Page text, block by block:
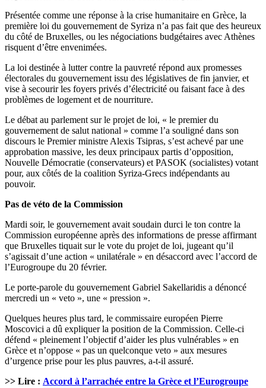
Présentée comme une réponse à la crise humanitaire en Grèce, la
première loi du gouvernement de Syriza n’a pas fait que des heureux
du côté de Bruxelles, ou les négociations budgétaires avec Athènes
risquent d’être envenimées.
La loi destinée à lutter contre la pauvreté répond aux promesses
électorales du gouvernement issu des législatives de fin janvier, et
vise à secourir les foyers privés d’électricité ou faisant face à des
problèmes de logement et de nourriture.
Le débat au parlement sur le projet de loi, « le premier du
gouvernement de salut national » comme l’a souligné dans son
discours le Premier ministre Alexis Tsipras, s’est achevé par une
approbation massive, les deux principaux partis d’opposition,
Nouvelle Démocratie (conservateurs) et PASOK (socialistes) votant
pour, aux côtés de la coalition Syriza-Grecs indépendants au
pouvoir.
Pas de véto de la Commission
Mardi soir, le gouvernement avait soudain durci le ton contre la
Commission européenne après des informations de presse affirmant
que Bruxelles tiquait sur le vote du projet de loi, jugeant qu’il
s’agissait d’une action « unilatérale » en désaccord avec l’accord de
l’Eurogroupe du 20 février.
Le porte-parole du gouvernement Gabriel Sakellaridis a dénoncé
mercredi un « veto », une « pression ».
Quelques heures plus tard, le commissaire européen Pierre
Moscovici a dû expliquer la position de la Commission. Celle-ci
défend « pleinement l’objectif d’aider les plus vulnérables » en
Grèce et n’oppose « pas un quelconque veto » aux mesures
d’urgence prise pour les plus pauvres, a-t-il assuré.
>> Lire : Accord à l’arrachée entre la Grèce et l’Eurogroupe